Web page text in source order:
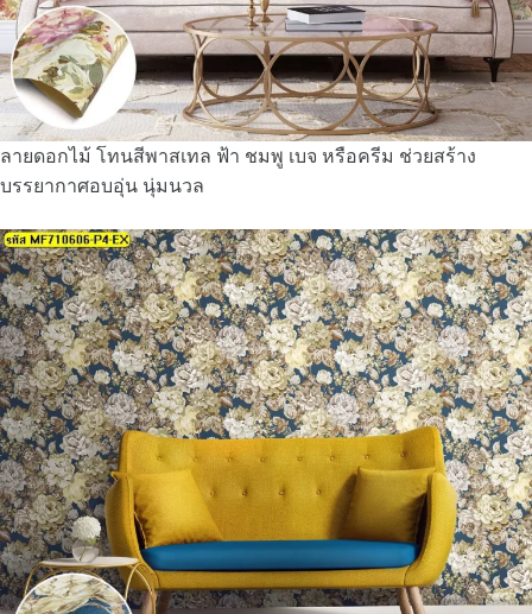
ลายดอกไม้ โทนสีพาสเทล ฟ้า ชมพู เบจ หรือครีม ช่วยสร้าง
บรรยากาศอบอุ่น นุ่มนวล